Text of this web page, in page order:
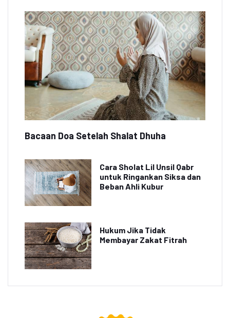
Bacaan Doa Setelah Shalat Dhuha
Cara Sholat Lil Unsil Qabr
untuk Ringankan Siksa dan
Beban Ahli Kubur
Hukum Jika Tidak
Membayar Zakat Fitrah